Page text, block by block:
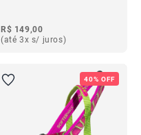
R$ 149,00
(até 3x s/ juros)
40% OFF